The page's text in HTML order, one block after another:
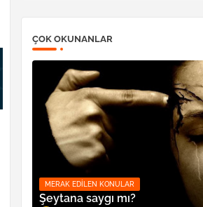
ÇOK OKUNANLAR
MERAK EDILEN KONULAR
Şeytana saygı mı?